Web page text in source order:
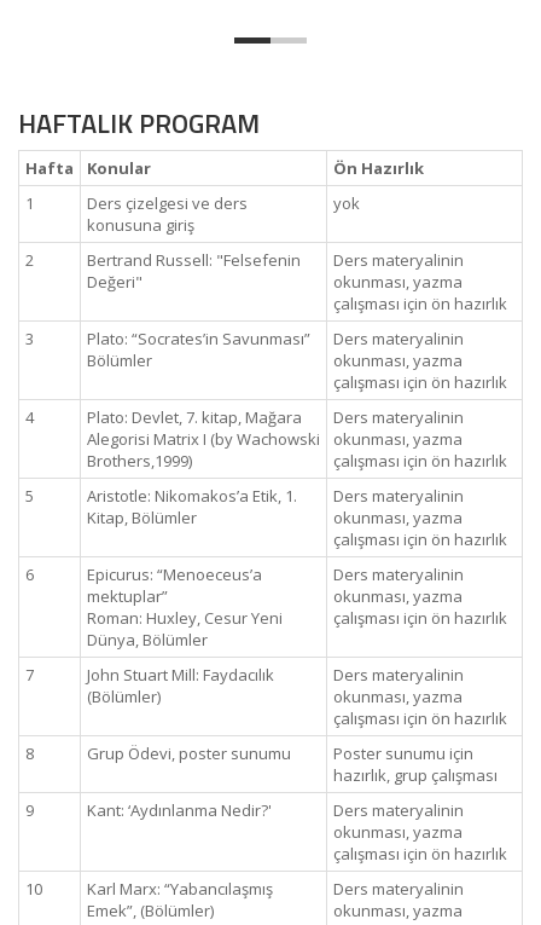
HAFTALIK PROGRAM
Hafta Konular
Ön Hazırlık
1
Ders çizelgesi ve ders
konusuna giriş
yok
2
Bertrand Russell: "Felsefenin
Değeri"
Ders materyalinin
okunması, yazma
çalışması için ön hazırlık
3
Plato: “Socrates’in Savunması”
Bölümler
Ders materyalinin
okunması, yazma
çalışması için ön hazırlık
4
Plato: Devlet, 7. kitap, Mağara
Alegorisi Matrix I (by Wachowski
Brothers,1999)
Ders materyalinin
okunması, yazma
çalışması için ön hazırlık
5
Aristotle: Nikomakos’a Etik, 1.
Kitap, Bölümler
Ders materyalinin
okunması, yazma
çalışması için ön hazırlık
6
Epicurus: “Menoeceus’a
mektuplar”
Roman: Huxley, Cesur Yeni
Dünya, Bölümler
Ders materyalinin
okunması, yazma
çalışması için ön hazırlık
7
John Stuart Mill: Faydacılık
(Bölümler)
Ders materyalinin
okunması, yazma
çalışması için ön hazırlık
8
Grup Ödevi, poster sunumu
Poster sunumu için
hazırlık, grup çalışması
9
Kant: ‘Aydınlanma Nedir?'
Ders materyalinin
okunması, yazma
çalışması için ön hazırlık
10
Karl Marx: “Yabancılaşmış
Emek”, (Bölümler)
Ders materyalinin
okunması, yazma